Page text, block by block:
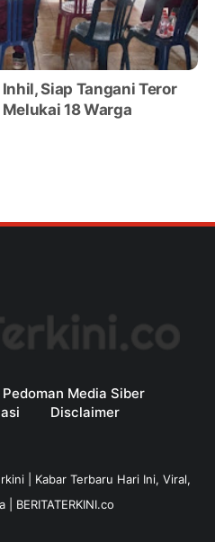
Siap Tangani Teror
18 Warga
Pedoman Media Siber
Disclaimer
| Kabar Terbaru Hari Ini, Viral,
BERITATERKINI.co